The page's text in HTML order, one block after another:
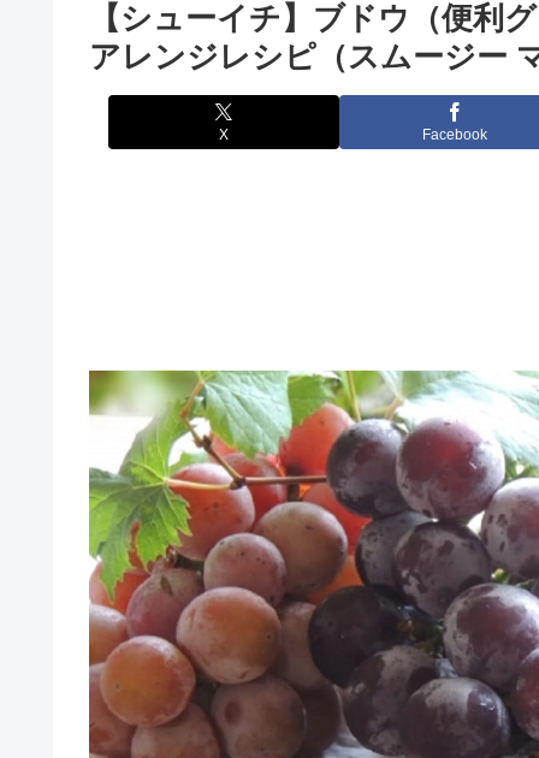
【シューイチ】ブドウ（便利
アレンジレシピ（スムージー
X Facebook